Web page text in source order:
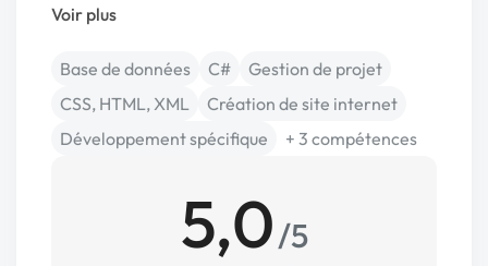
Voir plus
Base de données C#
Gestion de projet
CSS, HTML, XML
Création de site internet
Développement spécifique
+ 3 compétences
5,0/5